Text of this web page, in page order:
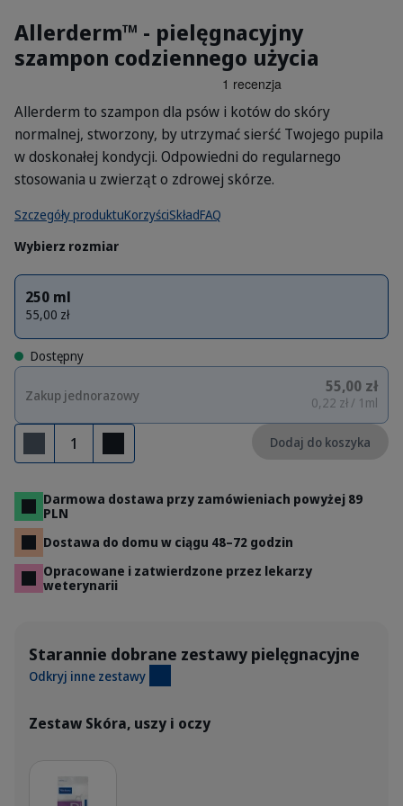
Allerderm™ - pielęgnacyjny
szampon codziennego użycia
Allerderm to szampon dla psów i kotów do skóry
normalnej, stworzony, by utrzymać sierść Twojego pupila
w doskonałej kondycji. Odpowiedni do regularnego
stosowania u zwierząt o zdrowej skórze.
Szczegóły produktuKorzyściSkładFAQ
Wybierz rozmiar
250 ml
55,00 zł
Dostępny
Zakup jednorazowy 55,00 zł
0,22 zł / 1ml
Usuń
Dodaj
Dodaj do koszyka
Darmowa dostawa przy zamówieniach powyżej 89
PLN
Dostawa do domu w ciągu 48–72 godzin
Opracowane i zatwierdzone przez lekarzy
weterynarii
Starannie dobrane zestawy pielęgnacyjne
Odkryj inne zestawy
Zestaw Skóra, uszy i oczy